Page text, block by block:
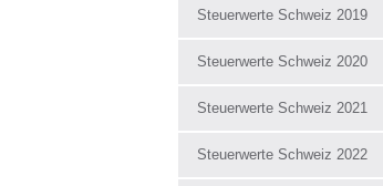
Steuerwerte Schweiz 2019
Steuerwerte Schweiz 2020
Steuerwerte Schweiz 2021
Steuerwerte Schweiz 2022